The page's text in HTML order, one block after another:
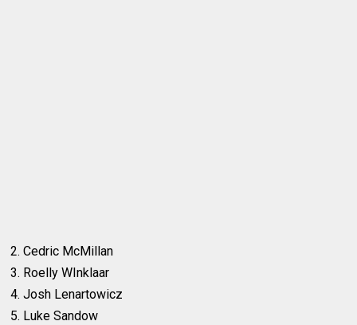
2. Cedric McMillan
3. Roelly WInklaar
4. Josh Lenartowicz
5. Luke Sandow